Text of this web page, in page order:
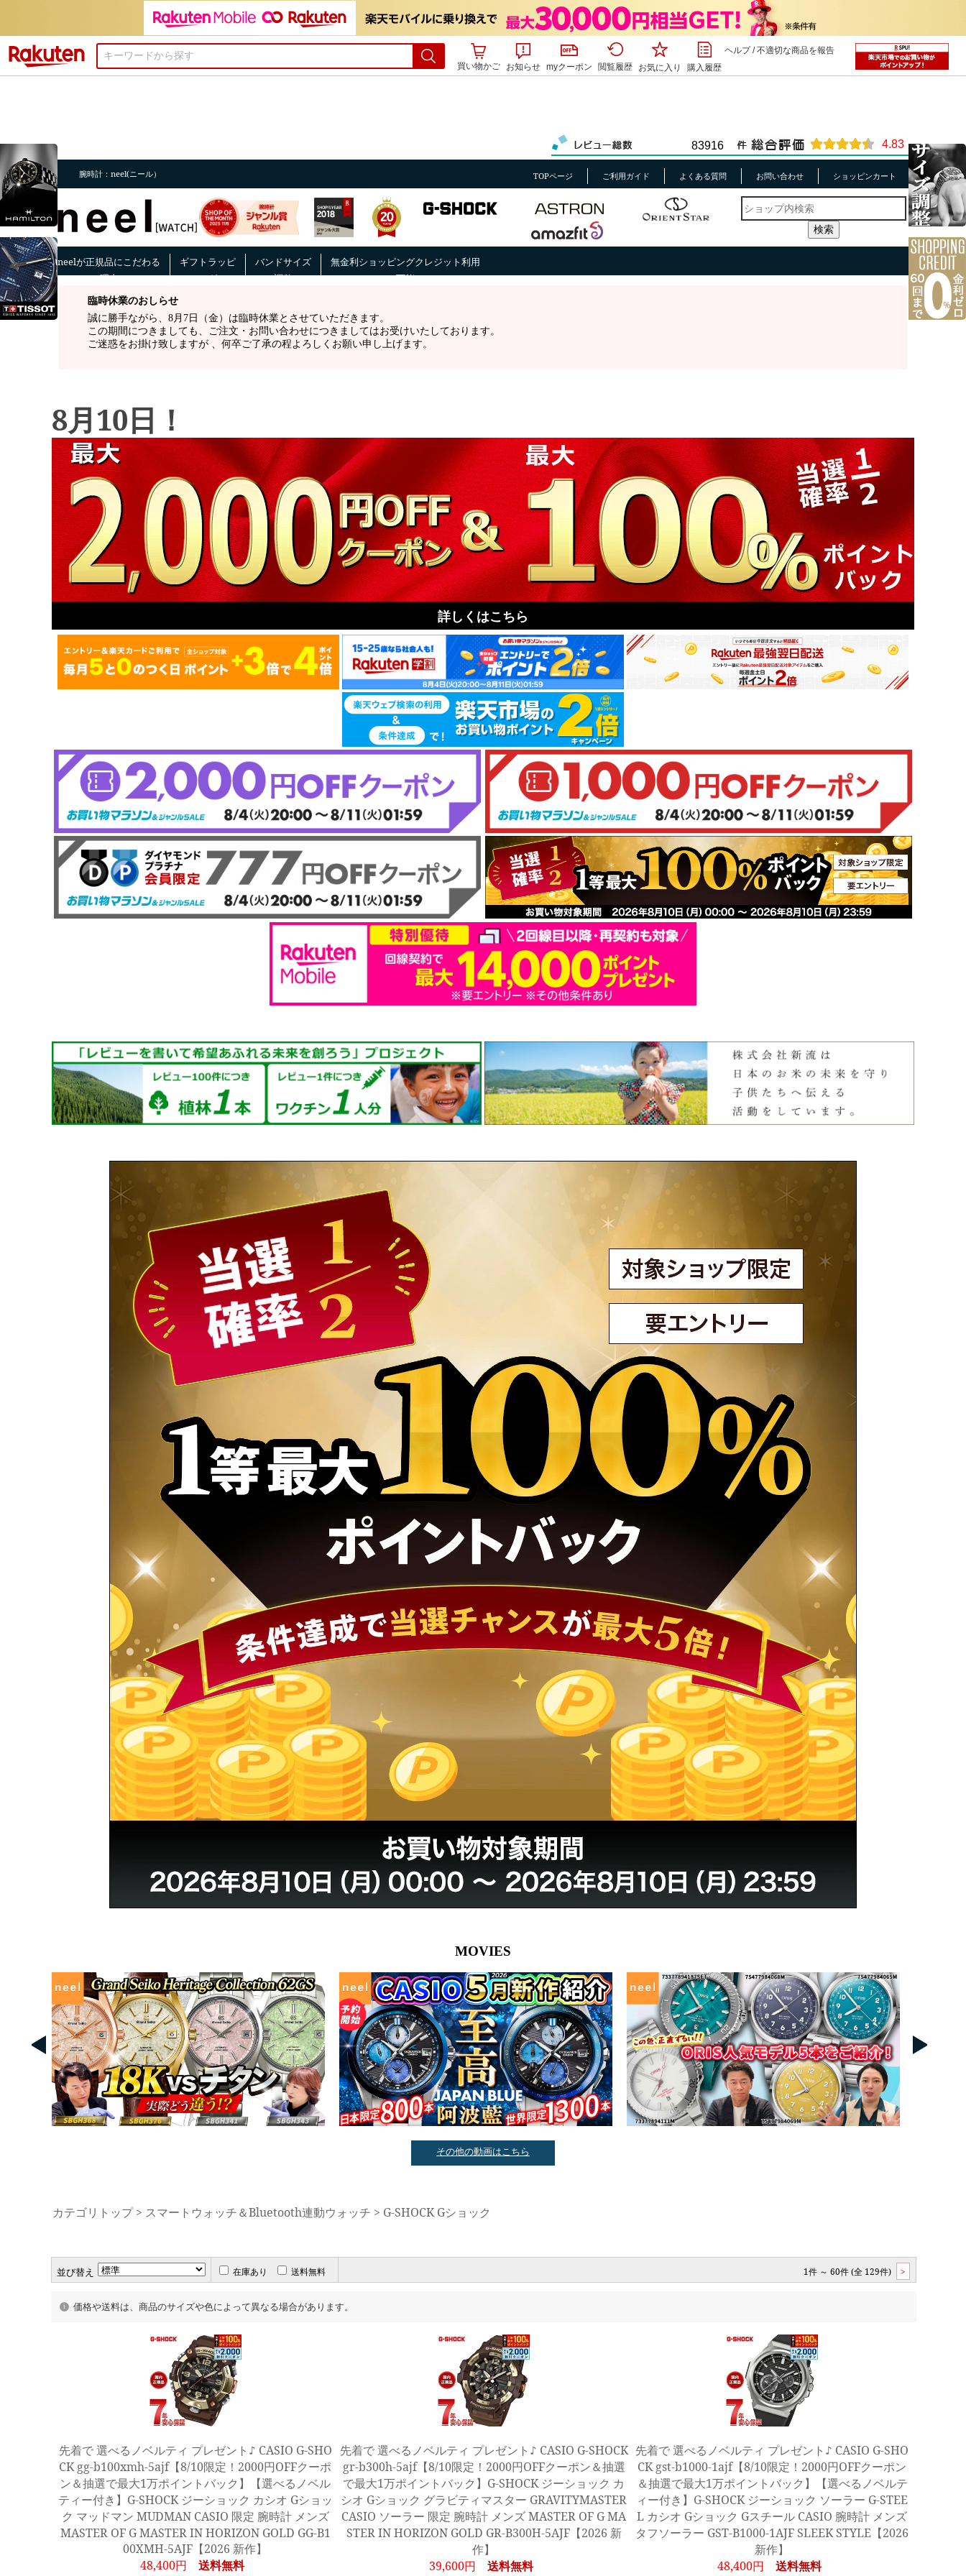
買い物かご
お知らせ myクーポン 閲覧履歴 お気に入り 購入履歴
ヘルプ/不適切な商品を報告
腕時計：neel(ニール） TOPページ ご利用ガイド よくある質問 お問い合わせ ショッピンカート
neelが正規品にこだわる
理由
ギフトラッピ
ング
バンドサイズ
調整
無金利ショッピングクレジット利用
可能
8月10日！
注目のアイテム
カテゴリトップ> スマートウォッチ＆Bluetooth連動ウォッチ > G-SHOCK Gショック
並び替え 在庫あり 送料無料 1件 ～ 60件 (全 129件) >
価格や送料は、商品のサイズや色によって異なる場合があります。
先着で 選べるノベルティ プレゼント♪ CASIO G-SHO
CK gg-b100xmh-5ajf【8/10限定！2000円OFFクーポ
ン＆抽選で最大1万ポイントバック】【選べるノベル
ティー付き】G-SHOCK ジーショック カシオ Gショッ
ク マッドマン MUDMAN CASIO 限定 腕時計 メンズ
MASTER OF G MASTER IN HORIZON GOLD GG-B1
00XMH-5AJF【2026 新作】
48,400円
送料無料
先着で 選べるノベルティ プレゼント♪ CASIO G-SHOCK
gr-b300h-5ajf【8/10限定！2000円OFFクーポン＆抽選
で最大1万ポイントバック】G-SHOCK ジーショック カ
シオ Gショック グラビティマスター GRAVITYMASTER
CASIO ソーラー 限定 腕時計 メンズ MASTER OF G MA
STER IN HORIZON GOLD GR-B300H-5AJF【2026 新
作】
39,600円
送料無料
先着で 選べるノベルティ プレゼント♪ CASIO G-SHO
CK gst-b1000-1ajf【8/10限定！2000円OFFクーポン
＆抽選で最大1万ポイントバック】【選べるノベルテ
ィー付き】G-SHOCK ジーショック ソーラー G-STEE
L カシオ Gショック Gスチール CASIO 腕時計 メンズ
タフソーラー GST-B1000-1AJF SLEEK STYLE【2026
新作】
48,400円
送料無料